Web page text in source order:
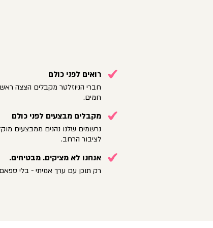
רואים לפני כולם
חברי הניוזלטר מקבלים הצצה
חמים.
מקבלים מבצעים לפני כולם
נרשמים שלנו נהנים ממבצעים
לציבור הרחב.
אנחנו לא מציקים. מבטיחים.
רק תוכן עם ערך אמיתי - בלי